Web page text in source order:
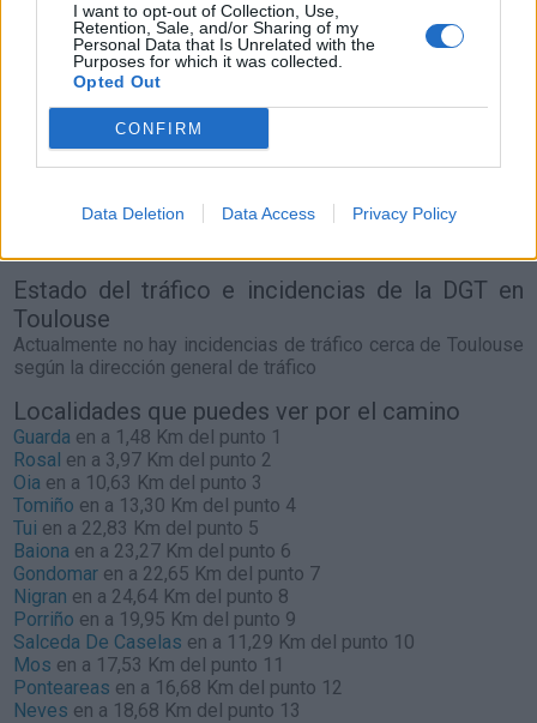
I want to opt-out of Collection, Use,
Retention, Sale, and/or Sharing of my
Personal Data that Is Unrelated with the
Purposes for which it was collected.
Opted Out
CONFIRM
Data Deletion Data Access Privacy Policy
0,00€ 34 l.-
0,00€
48l.-
0,00€
69l.- 0,00€
Bio diesel 0,00€
0,00€
0,00€
Estado del tráfico e incidencias de la DGT en
Actualmente no hay incidencias de tráfico cerca de
Estado del tráfico e incidencias de la DGT en
Toulouse
Actualmente no hay incidencias de tráfico cerca de Toulouse
según la dirección general de tráfico
Localidades que puedes ver por el camino
Guarda en a 1,48 Km del punto 1
Rosal en a 3,97 Km del punto 2
Oia en a 10,63 Km del punto 3
Tomiño en a 13,30 Km del punto 4
Tui en a 22,83 Km del punto 5
Baiona en a 23,27 Km del punto 6
Gondomar en a 22,65 Km del punto 7
Nigran en a 24,64 Km del punto 8
Porriño en a 19,95 Km del punto 9
Salceda De Caselas en a 11,29 Km del punto 10
Mos en a 17,53 Km del punto 11
Ponteareas en a 16,68 Km del punto 12
Neves en a 18,68 Km del punto 13